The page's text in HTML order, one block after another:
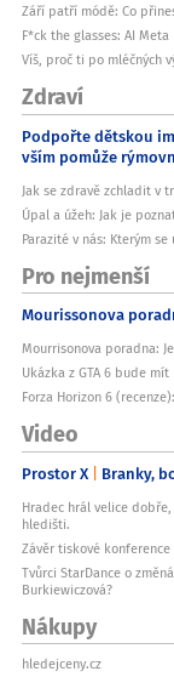
Září patří módě: Co
F*ck the glasses: AI
Víš, proč ti po mléčných
Zdraví
Podpořte dětskou
vším pomůže
Jak se zdravě zchladit v
Úpal a úžeh: Jak je
Parazité v nás: Kterým
Pro nejmenší
Mourissonova
Mourrisonova poradna:
Ukázka z GTA 6 bude
Forza Horizon 6
Video
Prostor X Branky,
Hradec hrál velice
hledišti.
Závěr tiskové
Tvůrci StarDance o
Burkiewiczová?
Nákupy
hledejceny.cz